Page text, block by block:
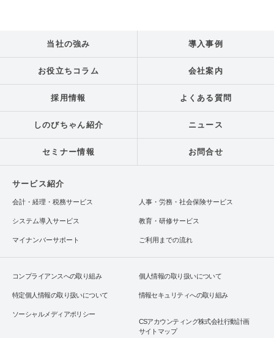
当社の強み 導入事例
お役立ちコラム 会社案内
採用情報 よくある質問
しのびちゃん紹介 ニュース
セミナー情報 お問合せ
サービス紹介
会計・経理・税務サービス 人事・労務・社会保険サービス
システム導入サービス 教育・研修サービス
マイナンバーサポート ご利用までの流れ
コンプライアンスへの取り組み 個人情報の取り扱いについて
特定個人情報の取り扱いについて 情報セキュリティへの取り組み
ソーシャルメディアポリシー
CSアカウンティング株式会社行動計画
サイトマップ